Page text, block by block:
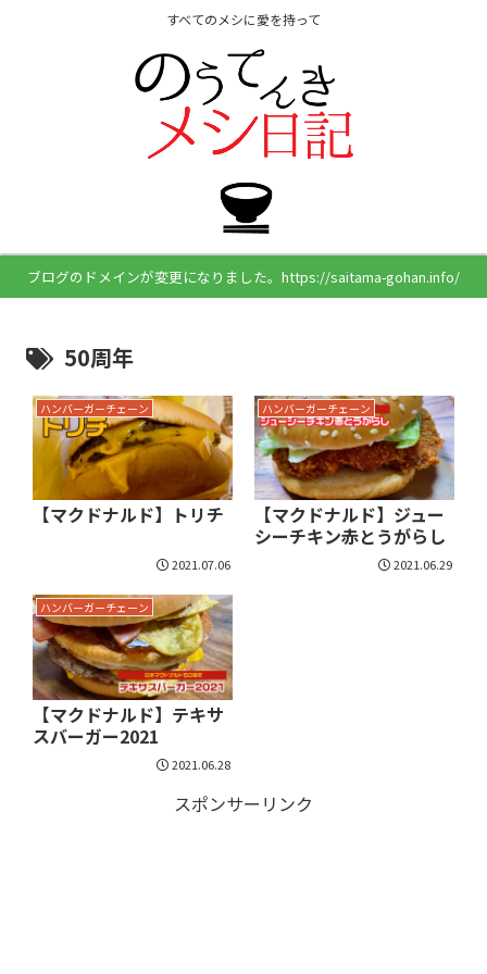
すべてのメシに愛を持って
ブログのドメインが変更になりました。https://saitama-gohan.info/
50周年
ハンバーガーチェーン
【マクドナルド】トリチ
2021.07.06
ハンバーガーチェーン
【マクドナルド】ジュー
シーチキン赤とうがらし
2021.06.29
ハンバーガーチェーン
【マクドナルド】テキサ
スバーガー2021
2021.06.28
スポンサーリンク